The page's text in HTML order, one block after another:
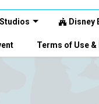
Disney
Terms of Use